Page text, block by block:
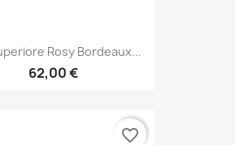
Rosy Bordeaux...
62,00 €
favorite_border